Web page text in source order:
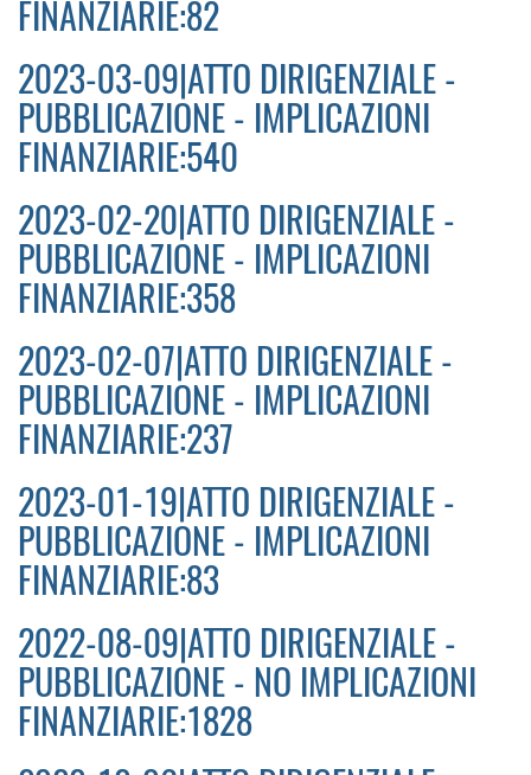
FINANZIARIE:82
2023-03-09|ATTO DIRIGENZIALE -
PUBBLICAZIONE - IMPLICAZIONI
FINANZIARIE:540
2023-02-20|ATTO DIRIGENZIALE -
PUBBLICAZIONE - IMPLICAZIONI
FINANZIARIE:358
2023-02-07|ATTO DIRIGENZIALE -
PUBBLICAZIONE - IMPLICAZIONI
FINANZIARIE:237
2023-01-19|ATTO DIRIGENZIALE -
PUBBLICAZIONE - IMPLICAZIONI
FINANZIARIE:83
2022-08-09|ATTO DIRIGENZIALE -
PUBBLICAZIONE - NO IMPLICAZIONI
FINANZIARIE:1828